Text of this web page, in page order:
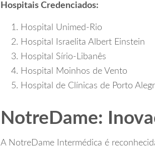
Hospitais Credenciados:
Hospital Unimed-Rio
Hospital Israelita Albert Einstein
Hospital Sírio-Libanês
Hospital Moinhos de Vento
Hospital de Clínicas de Porto
NotreDame:
A NotreDame Intermédica é